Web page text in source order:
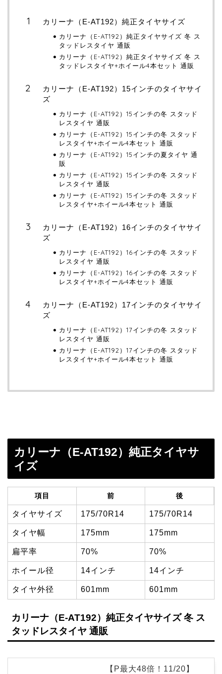
カリーナ（E-AT192）純正タイヤサイズ
カリーナ（E-AT192）純正タイヤサイズ 冬 ス
タッドレスタイヤ 通販
カリーナ（E-AT192）純正タイヤサイズ 冬 ス
タッドレスタイヤ+ホイール4本セット 通販
カリーナ（E-AT192）15インチのタイヤサイ
ズ
カリーナ（E-AT192）15インチの冬 スタッド
レスタイヤ 通販
カリーナ（E-AT192）15インチの冬 スタッド
レスタイヤ+ホイール4本セット 通販
カリーナ（E-AT192）15インチの夏タイヤ 通
販
カリーナ（E-AT192）15インチの冬 スタッド
レスタイヤ 通販
カリーナ（E-AT192）15インチの冬 スタッド
レスタイヤ+ホイール4本セット 通販
カリーナ（E-AT192）16インチのタイヤサイ
ズ
カリーナ（E-AT192）16インチの冬 スタッド
レスタイヤ 通販
カリーナ（E-AT192）16インチの冬 スタッド
レスタイヤ+ホイール4本セット 通販
カリーナ（E-AT192）17インチのタイヤサイ
ズ
カリーナ（E-AT192）17インチの冬 スタッド
レスタイヤ 通販
カリーナ（E-AT192）17インチの冬 スタッド
レスタイヤ+ホイール4本セット 通販
カリーナ（E-AT192）純正タイヤサ
イズ
項目 前 後
タイヤサイズ 175/70R14 175/70R14
タイヤ幅 175mm 175mm
扁平率 70% 70%
ホイール径 14インチ 14インチ
タイヤ外径 601mm 601mm
カリーナ（E-AT192）純正タイヤサイズ 冬 ス
タッドレスタイヤ 通販
【P最大48倍！11/20】